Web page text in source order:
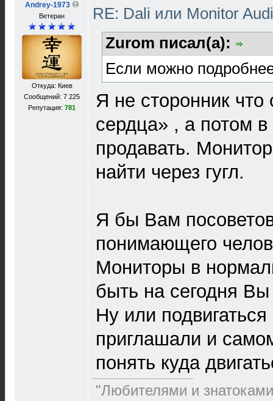
Andrey-1973
Ветеран
Откуда: Киев
Сообщений: 7 225
Репутация: 781
RE: Dali или Monitor
Zurom писал(а):
Если можно
Я не сторонник что
сердца» , а потом
продавать.
найти через гугл.
Я бы Вам
понимающего
Мониторы в
быть на сегодня
Ну или
приглашали и
понять куда
"Любителями и